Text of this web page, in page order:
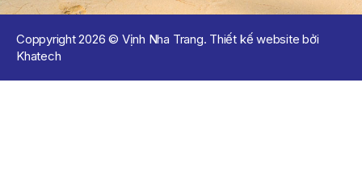
Coppyright 2026 © Vịnh Nha Trang. Thiết kế website bởi
Khatech